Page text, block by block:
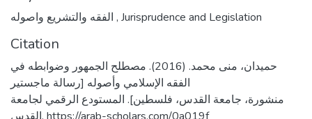
, Jurisprudence and Legislation
Citation
حميدان، منى محمد. (2016). مصطلح الجمهور وضوابطه في
الفقه الإسلامي وأصوله [رسالة ماجستير
منشورة، جامعة القدس، فلسطين]. المستودع الرقمي لجامعة